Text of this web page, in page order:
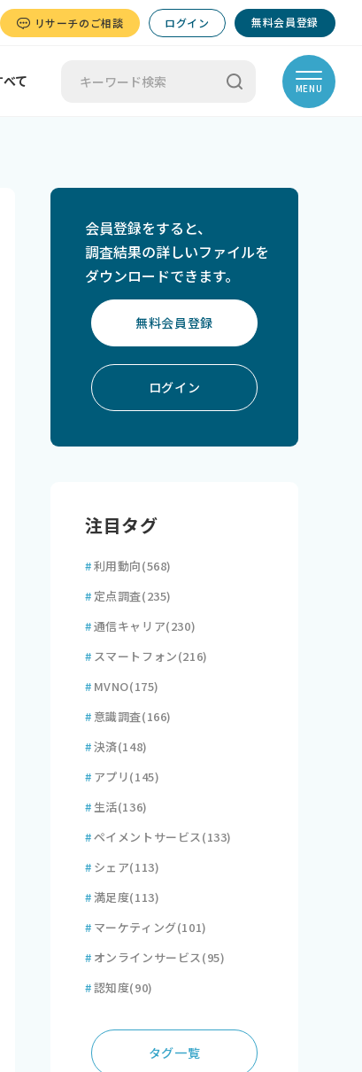
リサーチのご相談 ログイン 無料会員登録
べて MENU
会員登録をすると、
調査結果の詳しいファイルを
ダウンロードできます。
無料会員登録
ログイン
注目タグ
#利用動向(568)
# 定点調査(235)
#通信キャリア(230)
# スマートフォン(216)
# MVNO(175)
# 意識調査(166)
#決済(148)
# アプリ(145)
# 生活(136)
#ペイメントサービス(133)
# シェア(113)
#満足度(113)
# マーケティング(101)
# オンラインサービス(95)
#認知度(90)
タグ一覧